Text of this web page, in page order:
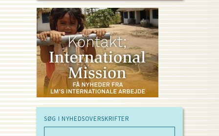
SØG I NYHEDSOVERSKRIFTER